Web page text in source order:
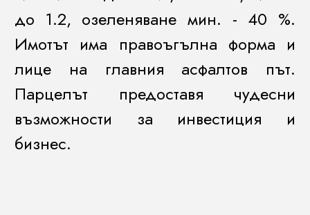
до 1.2, озеленяване мин. - 40 %.
Имотът има правоъгълна форма и
лице на главния асфалтов път.
Парцелът предоставя чудесни
възможности за инвестиция и
бизнес.